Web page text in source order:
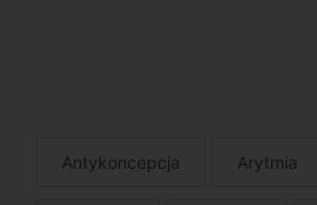
Antykoncepcja Arytmia